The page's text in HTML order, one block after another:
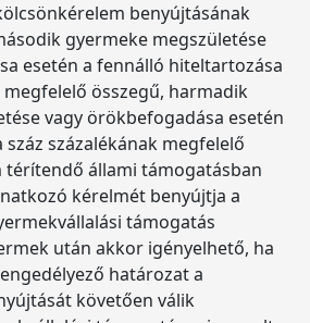
benyújtásának
gyermeke megszületése
esetén a fennálló hiteltartozása
összegű, harmadik
vagy örökbefogadása esetén
százalékának megfelelő
térítendő állami támogatásban
kérelmét benyújtja a
támogatás
után akkor igényelhető, ha
határozat a
követően válik